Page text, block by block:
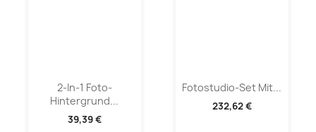
2-In-1 Foto-
Hintergrund...
39,39 €
Fotostudio-Set Mit...
232,62 €